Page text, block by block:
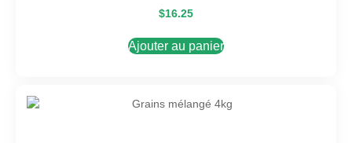
$16.25
Ajouter au panier